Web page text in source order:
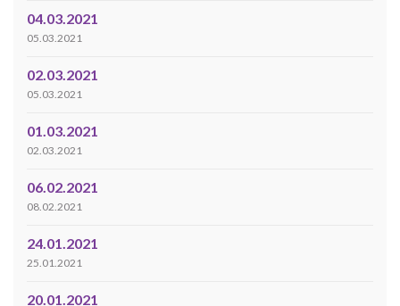
04.03.2021
05.03.2021
02.03.2021
05.03.2021
01.03.2021
02.03.2021
06.02.2021
08.02.2021
24.01.2021
25.01.2021
20.01.2021